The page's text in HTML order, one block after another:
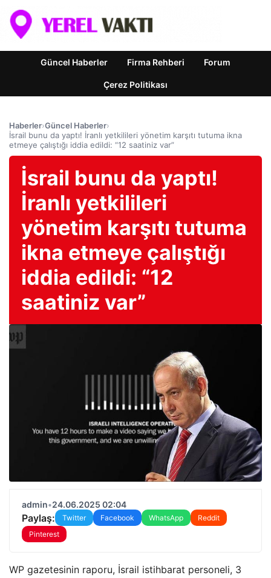
Güncel Haberler Firma Rehberi Forum
Çerez Politikası
Haberler›Güncel Haberler›
İsrail bunu da yaptı! İranlı yetkilileri yönetim karşıtı tutuma ikna
etmeye çalıştığı iddia edildi: “12 saatiniz var”
İsrail bunu da yaptı!
İranlı yetkilileri
yönetim karşıtı tutuma
ikna etmeye çalıştığı
iddia edildi: “12
saatiniz var”
admin•24.06.2025 02:04
Paylaş: Twitter Facebook WhatsApp
Reddit
Pinterest
WP gazetesinin raporu, İsrail istihbarat personeli, 3